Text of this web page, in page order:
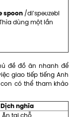
spoon/di’spəʊzəbl
dùng một lần
đề đồ ăn nhanh để
giao tiếp tiếng Anh
có thể tham khảo
Dịch nghĩa